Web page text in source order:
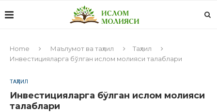
Home Маълумот ва таҳлил
Таҳлил
Инвестицияларга бўлган ислом молияси талаблари
ТАҲЛИЛ
Инвестицияларга бўлган ислом молияси
талаблари